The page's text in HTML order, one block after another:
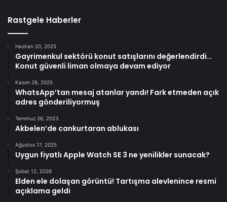
Rastgele Haberler
Haziran 20, 2025
Gayrimenkul sektörü konut satışlarını değerlendirdi…
Konut güvenli liman olmaya devam ediyor
Kasım 28, 2025
WhatsApp’tan mesaj atanlar yandı! Fark etmeden açık
adres gönderiliyormuş
Temmuz 26, 2023
Akbelen’de cankurtaran ablukası
Ağustos 17, 2025
Uygun fiyatlı Apple Watch SE 3 ne yenilikler sunacak?
Şubat 12, 2026
Elden ele dolaşan görüntü! Tartışma alevlenince resmi
açıklama geldi